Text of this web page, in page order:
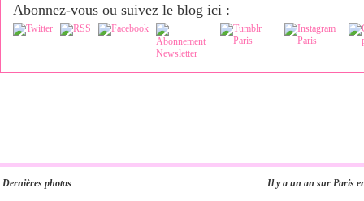
Abonnez-vous ou suivez le blog ici :
Dernières photos Il y a un an sur Paris